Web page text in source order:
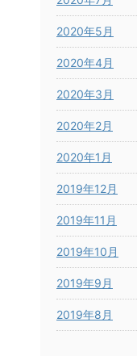
2020年5月
2020年4月
2020年3月
2020年2月
2020年1月
2019年12月
2019年11月
2019年10月
2019年9月
2019年8月